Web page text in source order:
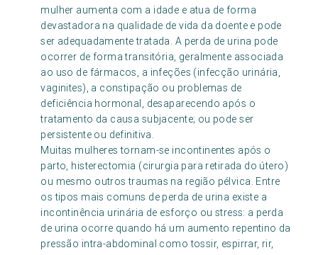
mulher aumenta com a idade e atua de forma
devastadora na qualidade de vida da doente e pode
ser adequadamente tratada. A perda de urina pode
ocorrer de forma transitória, geralmente associada
ao uso de fármacos, a infeções (infecção urinária,
vaginites), a constipação ou problemas de
deficiência hormonal, desaparecendo após o
tratamento da causa subjacente; ou pode ser
persistente ou definitiva.
Muitas mulheres tornam-se incontinentes após o
parto, histerectomia (cirurgia para retirada do útero)
ou mesmo outros traumas na região pélvica. Entre
os tipos mais comuns de perda de urina existe a
incontinência urinária de esforço ou stress: a perda
de urina ocorre quando há um aumento repentino da
pressão intra-abdominal como tossir, espirrar, rir,